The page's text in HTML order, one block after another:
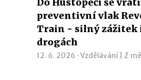
preventivní vlak
Train - silný zážitek
drogách
12. 6. 2026 · Vzdělávání| Z